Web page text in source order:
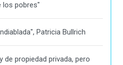
los pobres"
Patricia Bullrich
de propiedad privada, pero